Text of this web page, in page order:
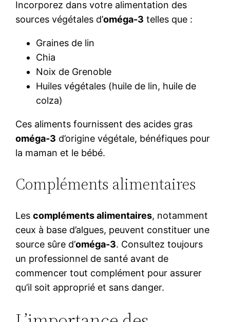
Incorporez dans votre alimentation des
sources végétales d’oméga-3 telles que :
Graines de lin
Chia
Noix de Grenoble
Huiles végétales (huile de lin, huile de
colza)
Ces aliments fournissent des acides gras
oméga-3 d’origine végétale, bénéfiques pour
la maman et le bébé.
Compléments alimentaires
Lescompléments alimentaires, notamment
ceux à base d’algues, peuvent constituer une
source sûre d’oméga-3. Consultez toujours
un professionnel de santé avant de
commencer tout complément pour assurer
qu’il soit approprié et sans danger.